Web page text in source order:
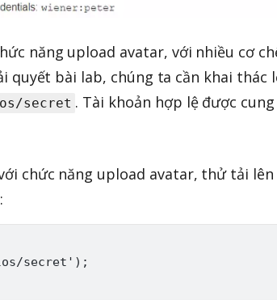
năng upload avatar, với nhiều cơ
quyết bài lab, chúng ta cần khai thác
secret . Tài khoản hợp lệ được cung
chức năng upload avatar, thử tải lên
secret');